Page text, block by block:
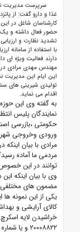
سرپرست مدیریت
غذا و دارو گفت:
کارشناسان شاغل در
حضور فعال داشته و یک
تشدید نظارت و
با استفاده از سامانه
دارند فعالیت ویژه ای
مهندس مهدی مرادی در
این ایام این مدیریت
تولیدی شیرینی های
اقدام می نماید.
به گفته وی این
نمایندگان پلیس
حکومتی ،بازرسی
ورودی وخروجی شهر
مرادی با بیان
مردمی ما آماده
توانند در این خصوص با شماره
وی با بیان اینکه
مضمون های مختلفی
یکی از این نمونه
کالای آرایشی و
خراشیدن لایه